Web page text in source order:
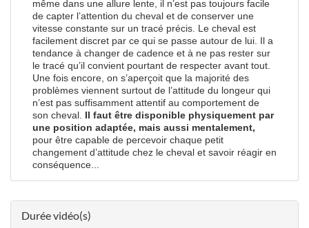
même dans une allure lente, il n’est pas toujours facile
de capter l’attention du cheval et de conserver une
vitesse constante sur un tracé précis. Le cheval est
facilement discret par ce qui se passe autour de lui. Il a
tendance à changer de cadence et à ne pas rester sur
le tracé qu’il convient pourtant de respecter avant tout.
Une fois encore, on s’aperçoit que la majorité des
problèmes viennent surtout de l’attitude du longeur qui
n’est pas suffisamment attentif au comportement de
son cheval. Il faut être disponible physiquement par
une position adaptée, mais aussi mentalement,
pour être capable de percevoir chaque petit
changement d’attitude chez le cheval et savoir réagir en
conséquence...
Durée vidéo(s)